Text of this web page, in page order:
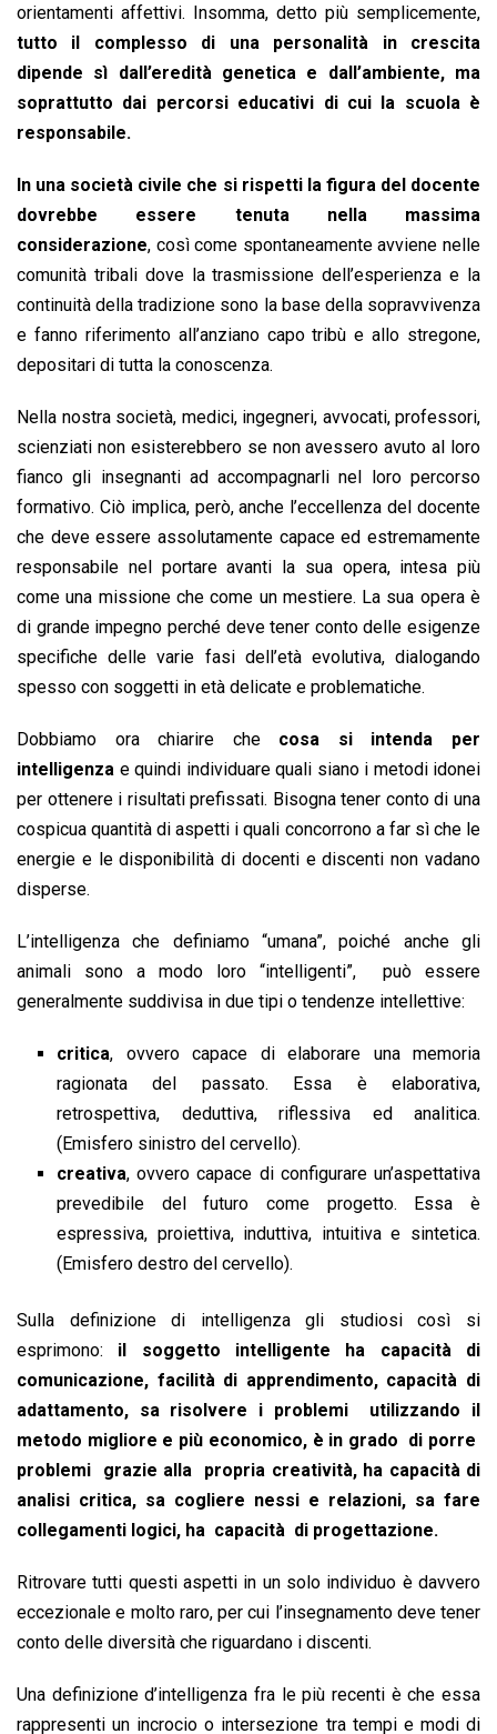
orientamenti affettivi. Insomma, detto più semplicemente,
tutto il complesso di una personalità in crescita
dipende sì dall’eredità genetica e dall’ambiente, ma
soprattutto dai percorsi educativi di cui la scuola è
responsabile.
In una società civile che si rispetti la figura del docente
dovrebbe essere tenuta nella massima
considerazione, così come spontaneamente avviene nelle
comunità tribali dove la trasmissione dell’esperienza e la
continuità della tradizione sono la base della sopravvivenza
e fanno riferimento all’anziano capo tribù e allo stregone,
depositari di tutta la conoscenza.
Nella nostra società, medici, ingegneri, avvocati, professori,
scienziati non esisterebbero se non avessero avuto al loro
fianco gli insegnanti ad accompagnarli nel loro percorso
formativo. Ciò implica, però, anche l’eccellenza del docente
che deve essere assolutamente capace ed estremamente
responsabile nel portare avanti la sua opera, intesa più
come una missione che come un mestiere. La sua opera è
di grande impegno perché deve tener conto delle esigenze
specifiche delle varie fasi dell’età evolutiva, dialogando
spesso con soggetti in età delicate e problematiche.
Dobbiamo ora chiarire checosa si intenda per
intelligenza e quindi individuare quali siano i metodi idonei
per ottenere i risultati prefissati. Bisogna tener conto di una
cospicua quantità di aspetti i quali concorrono a far sì che le
energie e le disponibilità di docenti e discenti non vadano
disperse.
L’intelligenza che definiamo “umana”, poiché anche gli
animali sono a modo loro “intelligenti”, può essere
generalmente suddivisa in due tipi o tendenze intellettive:
critica, ovvero capace di elaborare una memoria
ragionata del passato. Essa è elaborativa,
retrospettiva, deduttiva, riflessiva ed analitica.
(Emisfero sinistro del cervello).
creativa, ovvero capace di configurare un’aspettativa
prevedibile del futuro come progetto. Essa è
espressiva, proiettiva, induttiva, intuitiva e sintetica.
(Emisfero destro del cervello).
Sulla definizione di intelligenza gli studiosi così si
esprimono: il soggetto intelligente ha capacità di
comunicazione, facilità di apprendimento, capacità di
adattamento, sa risolvere i problemi utilizzando il
metodo migliore e più economico, è in grado di porre
problemi grazie alla propria creatività, ha capacità di
analisi critica, sa cogliere nessi e relazioni, sa fare
collegamenti logici, ha capacità di progettazione.
Ritrovare tutti questi aspetti in un solo individuo è davvero
eccezionale e molto raro, per cui l’insegnamento deve tener
conto delle diversità che riguardano i discenti.
Una definizione d’intelligenza fra le più recenti è che essa
rappresenti un incrocio o intersezione tra tempi e modi di